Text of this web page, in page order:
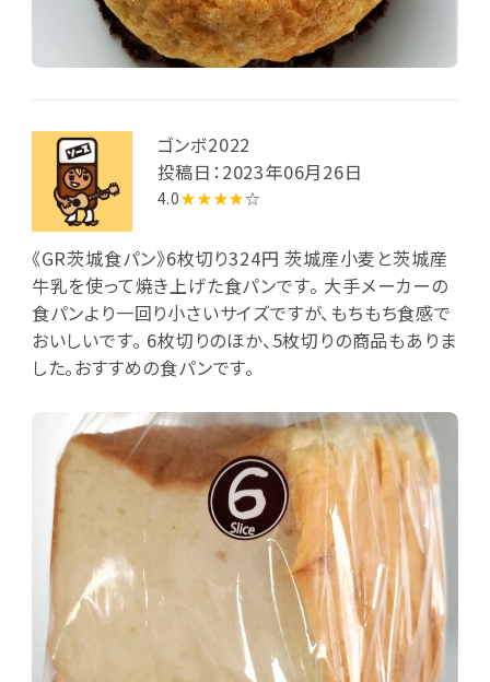
ゴンボ2022
投稿日：2023年06月26日
4.0★★★★☆
《GR茨城食パン》6枚切り324円 茨城産小麦と茨城産
牛乳を使って焼き上げた食パンです。 大手メーカーの
食パンより一回り小さいサイズですが、もちもち食感で
おいしいです。 6枚切りのほか、5枚切りの商品もありま
した。おすすめの食パンです。